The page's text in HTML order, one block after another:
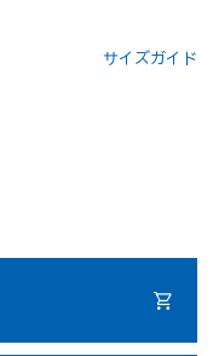
サイズガイド